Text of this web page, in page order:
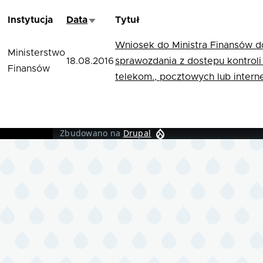
Instytucja DataSortuj rosnąco
Tytuł
Ministerstwo
Finansów
18.08.2016
Wniosek do Ministra Finansów
sprawozdania z dostępu
telekom., pocztowych lub
Zbudowano na Drupal